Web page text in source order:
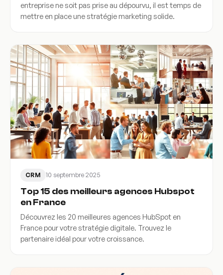
entreprise ne soit pas prise au dépourvu, il est temps de
mettre en place une stratégie marketing solide.
CRM 10 septembre 2025
Top 15 des meilleurs agences Hubspot
en France
Découvrez les 20 meilleures agences HubSpot en
France pour votre stratégie digitale. Trouvez le
partenaire idéal pour votre croissance.